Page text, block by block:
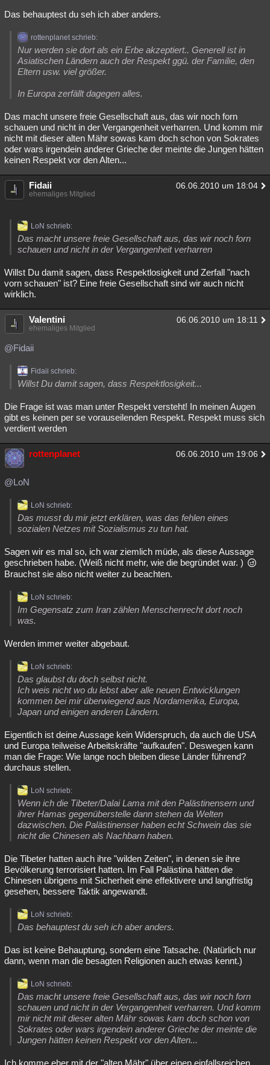
Das behauptest du seh ich aber anders.
rottenplanet schrieb:
Nur werden sie dort als ein Erbe akzeptiert.. Generell ist in
Asiatischen Ländern auch der Respekt ggü. der Familie, den
Eltern usw. viel größer.
In Europa zerfällt dagegen alles.
Das macht unsere freie Gesellschaft aus, das wir noch forn
schauen und nicht in der Vergangenheit verharren. Und komm mir
nicht mit dieser alten Mähr sowas kam doch schon von Sokrates
oder wars irgendein anderer Grieche der meinte die Jungen hätten
keinen Respekt vor den Alten...
Fidaii 06.06.2010 um 18:04
ehemaliges Mitglied
LoN schrieb:
Das macht unsere freie Gesellschaft aus, das wir noch forn
schauen und nicht in der Vergangenheit verharren
Willst Du damit sagen, dass Respektlosigkeit und Zerfall "nach
vorn schauen" ist? Eine freie Gesellschaft sind wir auch nicht
wirklich.
Valentini 06.06.2010 um 18:11
ehemaliges Mitglied
@Fidaii
Fidaii schrieb:
Willst Du damit sagen, dass Respektlosigkeit...
Die Frage ist was man unter Respekt versteht! In meinen Augen
gibt es keinen per se vorauseilenden Respekt. Respekt muss sich
verdient werden
rottenplanet 06.06.2010 um 19:06
@LoN
LoN schrieb:
Das musst du mir jetzt erklären, was das fehlen eines
sozialen Netzes mit Sozialismus zu tun hat.
Sagen wir es mal so, ich war ziemlich müde, als diese Aussage
geschrieben habe. (Weiß nicht mehr, wie die begründet war. )
Brauchst sie also nicht weiter zu beachten.
LoN schrieb:
Im Gegensatz zum Iran zählen Menschenrecht dort noch
was.
Werden immer weiter abgebaut.
LoN schrieb:
Das glaubst du doch selbst nicht.
Ich weis nicht wo du lebst aber alle neuen Entwicklungen
kommen bei mir überwiegend aus Nordamerika, Europa,
Japan und einigen anderen Ländern.
Eigentlich ist deine Aussage kein Widerspruch, da auch die USA
und Europa teilweise Arbeitskräfte "aufkaufen". Deswegen kann
man die Frage: Wie lange noch bleiben diese Länder führend?
durchaus stellen.
LoN schrieb:
Wenn ich die Tibeter/Dalai Lama mit den Palästinensern und
ihrer Hamas gegenüberstelle dann stehen da Welten
dazwischen. Die Palästinenser haben echt Schwein das sie
nicht die Chinesen als Nachbarn haben.
Die Tibeter hatten auch ihre "wilden Zeiten", in denen sie ihre
Bevölkerung terrorisiert hatten. Im Fall Palästina hätten die
Chinesen übrigens mit Sicherheit eine effektivere und langfristig
gesehen, bessere Taktik angewandt.
LoN schrieb:
Das behauptest du seh ich aber anders.
Das ist keine Behauptung, sondern eine Tatsache. (Natürlich nur
dann, wenn man die besagten Religionen auch etwas kennt.)
LoN schrieb:
Das macht unsere freie Gesellschaft aus, das wir noch forn
schauen und nicht in der Vergangenheit verharren. Und komm
mir nicht mit dieser alten Mähr sowas kam doch schon von
Sokrates oder wars irgendein anderer Grieche der meinte die
Jungen hätten keinen Respekt vor den Alten...
Ich komme eher mit der "alten Mähr" über einen einfallsreichen